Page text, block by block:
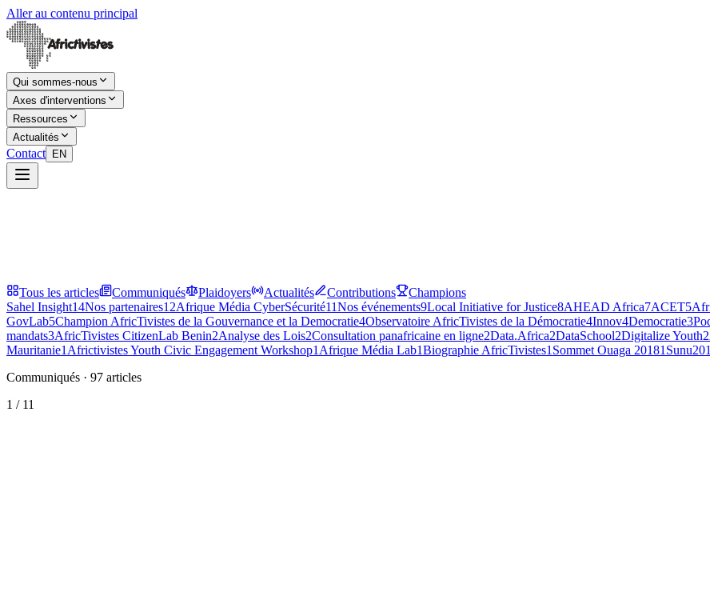
Aller au contenu principal
Qui sommes-nous
Axes d'interventions
Ressources
Actualités
Contact EN
Tous les articles Communiqués Plaidoyers Actualités Contributions
Champions
Sahel Insight14Nos partenaires12Afrique Média CyberSécurité11Nos événements9Local Initiative for Justice8AHEAD Africa7ACET5
GovLab5Champion AfricTivistes de la Gouvernance et la Democratie4Observatoire AfricTivistes de la Démocratie4Innov4Democratie3
mandats3AfricTivistes CitizenLab Benin2Analyse des Lois2Consultation panafricaine en ligne2Data.Africa2DataSchool2Digitalize Youth2
Mauritanie1 Africtivistes Youth Civic Engagement Workshop1 Afrique Média Lab1Biographie AfricTivistes1 Sommet Ouaga 20181
Communiqués · 97 articles
1 / 11